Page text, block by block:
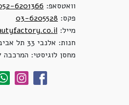
וואטסאפ: 6201366
פקס: 03-6205528
מייל:
חנות: אלנבי 33 תל אביב
מחסן לוגיסטי: המרכבה 17 חולון